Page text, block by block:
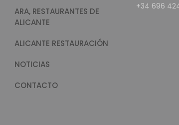
ARA, RESTAURANTES DE
ALICANTE
ALICANTE RESTAURACIÓN
NOTICIAS
CONTACTO
+34 696